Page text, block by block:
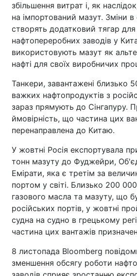
збільшення витрат і, як
на імпортований мазут. Зміни в
створять додатковий тягар
нафтопереробних заводів у
використовують мазут як
нафті для своїх виробничих
Танкери, завантажені близько
важких нафтопродуктів з
зараз прямують до Сінгапуру.
ймовірність, що частина цих
перенаправлена до Китаю.
У жовтні Росія експортувала
тонн мазуту до Фуджейри,
Емірати, яка є третім за
портом у світі. Близько 200
газового масла та мазуту, що
російських портів, у жовтні
судна на судно в грецькому
частина цих вантажів
8 листопада Bloomberg
зменшення обсягу роботи